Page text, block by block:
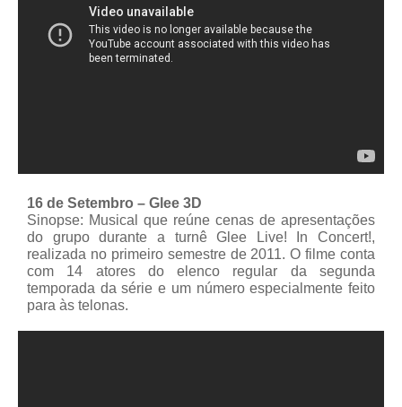
16 de Setembro – Glee 3D
Sinopse: Musical que reúne cenas de apresentações
do grupo durante a turnê Glee Live! In Concert!,
realizada no primeiro semestre de 2011. O filme conta
com 14 atores do elenco regular da segunda
temporada da série e um número especialmente feito
para às telonas.